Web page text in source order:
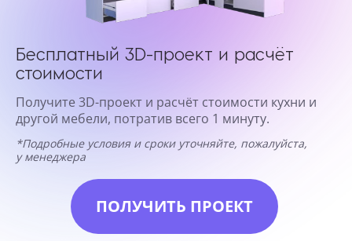
Бесплатный 3D-проект и расчёт
стоимости
Получите 3D-проект и расчёт стоимости кухни и
другой мебели, потратив всего 1 минуту.
*Подробные условия и сроки уточняйте, пожалуйста,
у менеджера
ПОЛУЧИТЬ ПРОЕКТ